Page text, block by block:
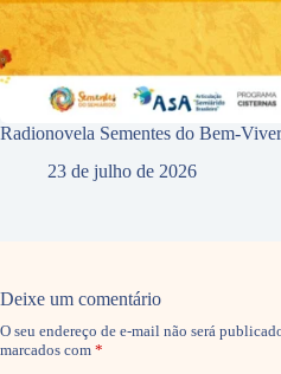
Radionovela Sementes do Bem-
23 de julho de 2026
Deixe um comentário
O seu endereço de e-mail não será
marcados com *